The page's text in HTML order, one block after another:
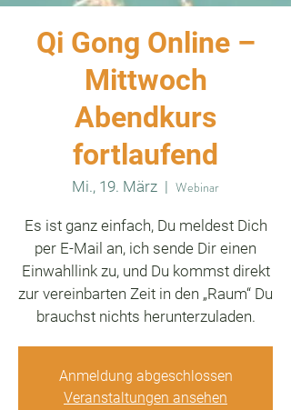
Qi Gong Online –
Mittwoch
Abendkurs
fortlaufend
Mi., 19. März
  |
Webinar
Es ist ganz einfach, Du meldest Dich
per E-Mail an, ich sende Dir einen
Einwahllink zu, und Du kommst direkt
zur vereinbarten Zeit in den „Raum“ Du
brauchst nichts herunterzuladen.
Anmeldung abgeschlossen
Veranstaltungen ansehen